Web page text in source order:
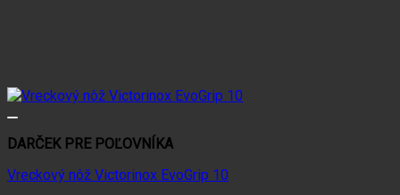
DARČEK PRE POĽOVNÍKA
Vreckový nôž Victorinox EvoGrip 10